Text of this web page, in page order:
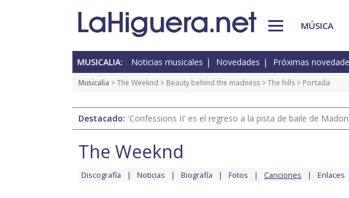
MÚSICA
MUSICALIA: Noticias musicales Novedades Próximas
Musicalia >The Weeknd > Beauty behind the madness >The hills > Portada
Destacado: 'Confessions II' es el regreso a la pista de baile de
The Weeknd
Discografía Noticias Biografía Fotos Canciones Enlaces